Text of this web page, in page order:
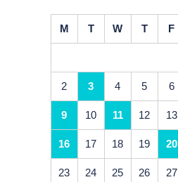
M T W T F
2 3 4 5 6
9 10 11 12 13
16 17 18 19 20
23 24 25 26 27